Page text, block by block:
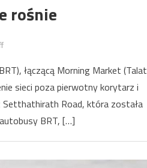
rośnie
on
autobusowy
BRT
w
Laosie
łączącą Morning Market (Talat
sieci poza pierwotny korytarz i
Setthathirath Road, która została
BRT, […]